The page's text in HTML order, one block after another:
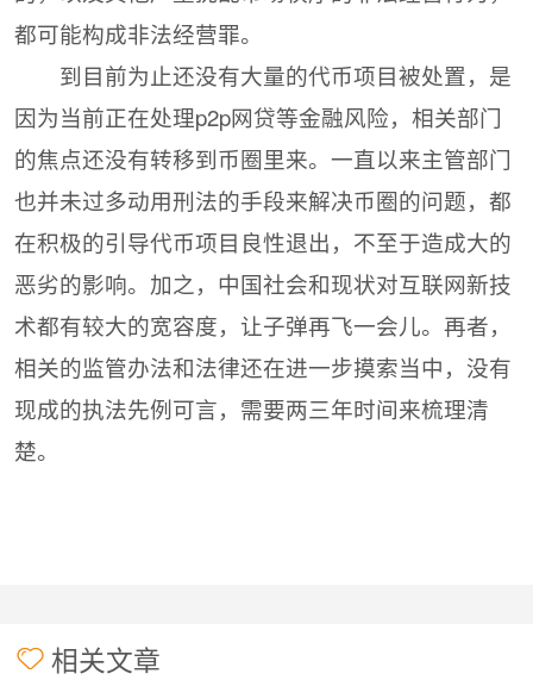
都可能构成非法经营罪。
到目前为止还没有大量的代币项目被处置，是
因为当前正在处理p2p网贷等金融风险，相关部门
的焦点还没有转移到币圈里来。一直以来主管部门
也并未过多动用刑法的手段来解决币圈的问题，都
在积极的引导代币项目良性退出，不至于造成大的
恶劣的影响。加之，中国社会和现状对互联网新技
术都有较大的宽容度，让子弹再飞一会儿。再者，
相关的监管办法和法律还在进一步摸索当中，没有
现成的执法先例可言，需要两三年时间来梳理清
楚。
相关文章